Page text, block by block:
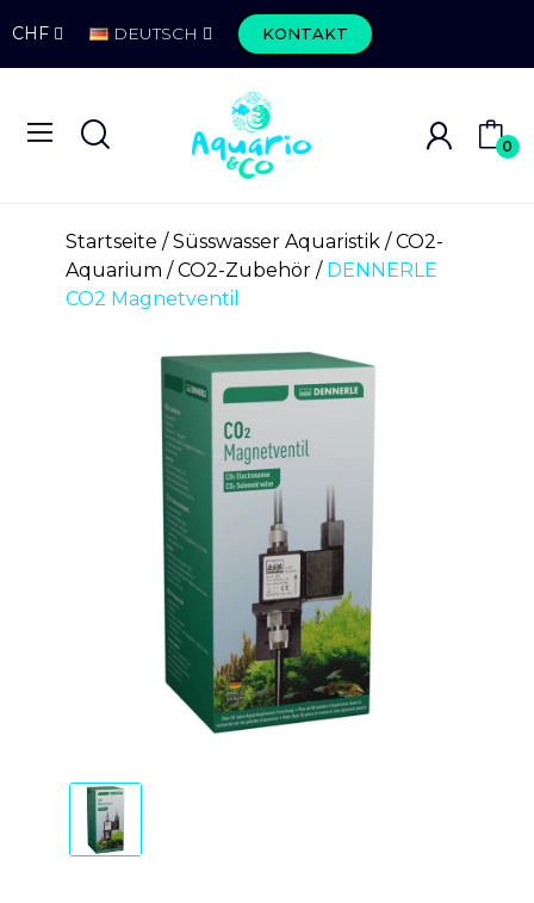
CHF DEUTSCH KONTAKT
0
Startseite Süsswasser Aquaristik
CO2-
Aquarium
CO2-Zubehör
DENNERLE
CO2 Magnetventil